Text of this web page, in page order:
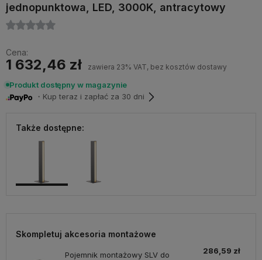
jednopunktowa, LED, 3000K, antracytowy
Cena:
1 632,46 zł zawiera 23% VAT, bez kosztów dostawy
Produkt dostępny w magazynie
・Kup teraz i zapłać za 30 dni
Także dostępne:
Skompletuj akcesoria montażowe
Pojemnik montażowy SLV do
286,59 zł